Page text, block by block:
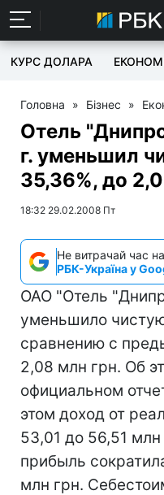
КУРС ДОЛАРА
Головна » Бізнес »
Отель
г. уменьшил
35,36%, до
18:32 29.02.2008 Пт
Не витрачай час
РБК-Україна у
ОАО "Отель
уменьшило
сравнению с
2,08 млн грн. Об
официальном
этом доход от
53,01 до 56,51
прибыль
млн грн.